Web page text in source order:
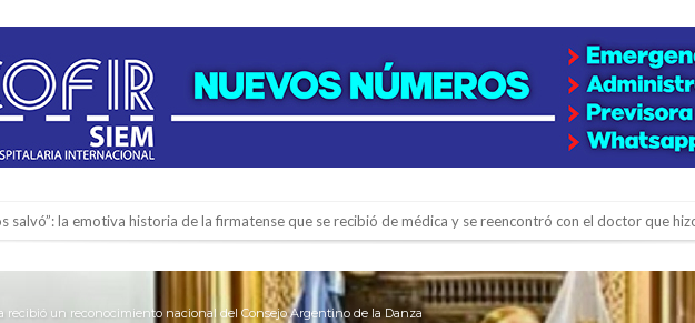
salvó”: la emotiva historia de la firmatense que se recibió de médica y se reencontró con el doctor que
y con fechas diferidas, la empresa reformula sus anuncios a los trabajadores
recibió un reconocimiento nacional del Consejo Argentino de la Danza